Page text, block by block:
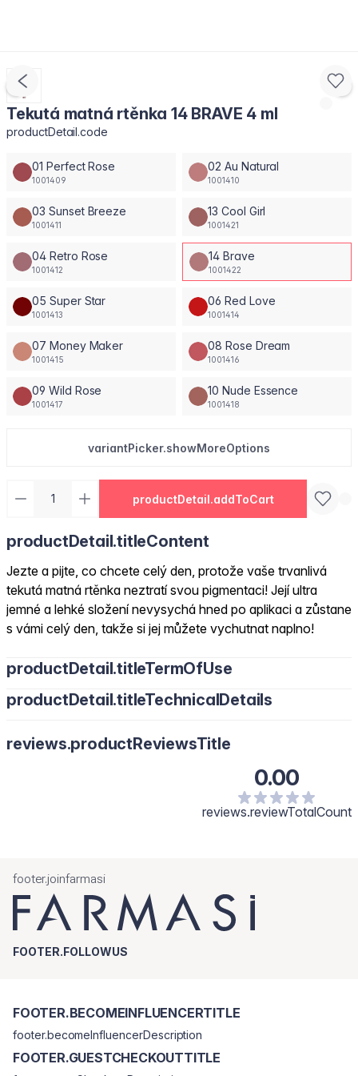
Tekutá matná rtěnka 14 BRAVE 4 ml
productDetail.code
01 Perfect Rose
1001409
02 Au Natural
1001410
03 Sunset Breeze
1001411
13 Cool Girl
1001421
04 Retro Rose
1001412
14 Brave
1001422
05 Super Star
1001413
06 Red Love
1001414
07 Money Maker
1001415
08 Rose Dream
1001416
09 Wild Rose
1001417
10 Nude Essence
1001418
variantPicker.showMoreOptions
productDetail.addToCart
productDetail.titleContent
Jezte a pijte, co chcete celý den, protože vaše trvanlivá
tekutá matná rtěnka neztratí svou pigmentaci! Její ultra
jemné a lehké složení nevysychá hned po aplikaci a zůstane
s vámi celý den, takže si jej můžete vychutnat naplno!
productDetail.titleTermOfUse
productDetail.titleTechnicalDetails
reviews.productReviewsTitle
0.00
reviews.reviewTotalCount
footer.joinfarmasi
FOOTER.FOLLOWUS
FOOTER.BECOMEINFLUENCERTITLE
footer.becomeInfluencerDescription
FOOTER.GUESTCHECKOUTTITLE